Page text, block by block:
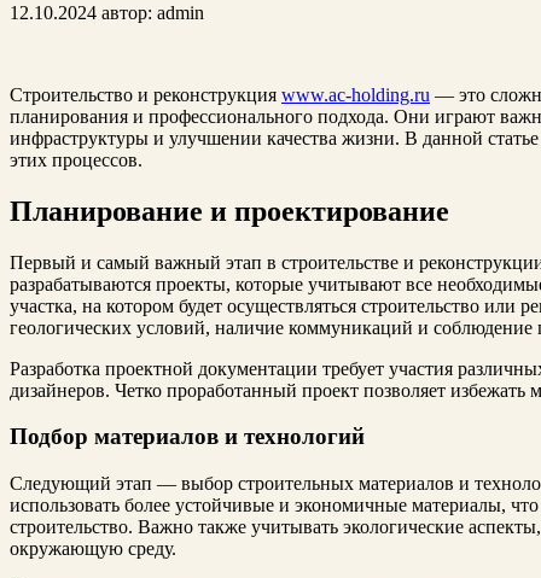
12.10.2024 автор: admin
Строительство и реконструкция www.ac-holding.ru — это
планирования и профессионального подхода. Они играют
инфраструктуры и улучшении качества жизни. В данной
этих процессов.
Планирование и проектирование
Первый и самый важный этап в строительстве и
разрабатываются проекты, которые учитывают все
участка, на котором будет осуществляться строительство или
геологических условий, наличие коммуникаций и соблюдение
Разработка проектной документации требует участия
дизайнеров. Четко проработанный проект позволяет
Подбор материалов и технологий
Следующий этап — выбор строительных материалов и
использовать более устойчивые и экономичные материалы,
строительство. Важно также учитывать экологические
окружающую среду.